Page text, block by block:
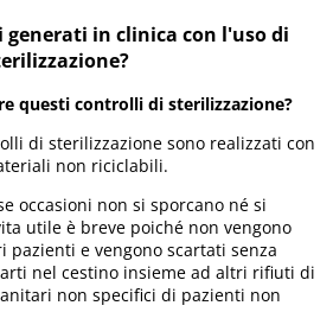
in clinica con l'uso di
questi controlli di sterilizzazione?
di sterilizzazione sono realizzati con
non riciclabili.
occasioni non si sporcano né si
utile è breve poiché non vengono
e vengono scartati senza
nel cestino insieme ad altri rifiuti di
non specifici di pazienti non